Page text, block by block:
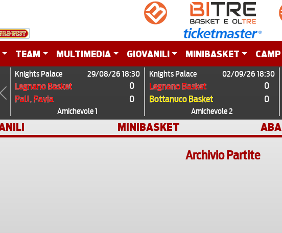
TEAM MULTIMEDIA GIOVANILI MINIBASKET CAMP
Knights Palace 29/08/26 18:30
Legnano Basket
0
Pall. Pavia
0
Amichevole 1
Knights Palace 02/09/26 18:30
Legnano Basket
0
Bottanuco Basket
0
Amichevole 2
Previous
MINIBASKET
Archivio Partite